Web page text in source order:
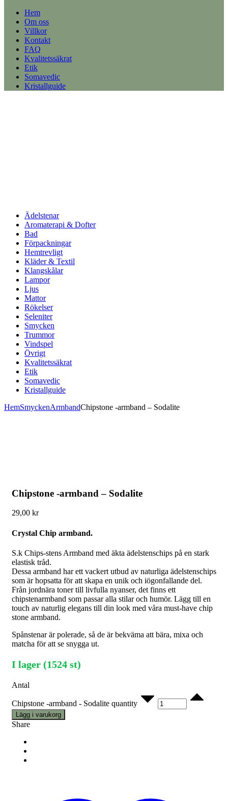
Hem
Om oss
Villkor
Kontakt
FAQ
Kvalitetssäkrat
Etik
Somavedic
Kristallguide
Ädelstenar
Aromaterapi & Dofter
Bad
Förpackningar
Hemtrevligt
Kläder & Textil
Klangskålar
Lampor
Ljus
Mattor
Rökelser
Seleniter
Smycken
Trummor
Vindspel
Övrigt
Kvalitetssäkrat
Etik
Somavedic
Kristallguide
HemSmyckenArmbandChipstone -armband – Sodalite
Chipstone -armband – Sodalite
29,00 kr
Crystal Chip armband.
S.k Chips-stens Armband med äkta ädelstenschips på en stark
elastisk tråd.
Dessa armband har ett vackert utbud av naturliga ädelstenschips
som är hopsatta för att skapa en unik och iögonfallande del.
Från jordnära toner till livfulla nyanser, det finns ett
chipstenarmband som passar alla stilar och humör. Lägg till en
touch av naturlig elegans till din look med våra must-have chip
stone armband.
Spånstenar är polerade, så de är bekväma att bära, mixa och
matcha för att se snygga ut.
I lager (1524 st)
Antal
Chipstone -armband - Sodalite quantity
Lägg i varukorg
Share